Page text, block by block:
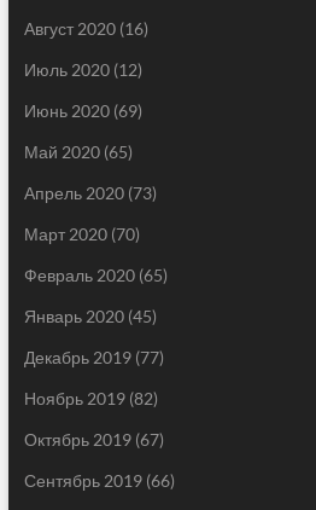
Август 2020(16)
Июль 2020(12)
Июнь 2020(69)
Май 2020(65)
Апрель 2020(73)
Март 2020(70)
Февраль 2020(65)
Январь 2020(45)
Декабрь 2019(77)
Ноябрь 2019(82)
Октябрь 2019(67)
Сентябрь 2019(66)